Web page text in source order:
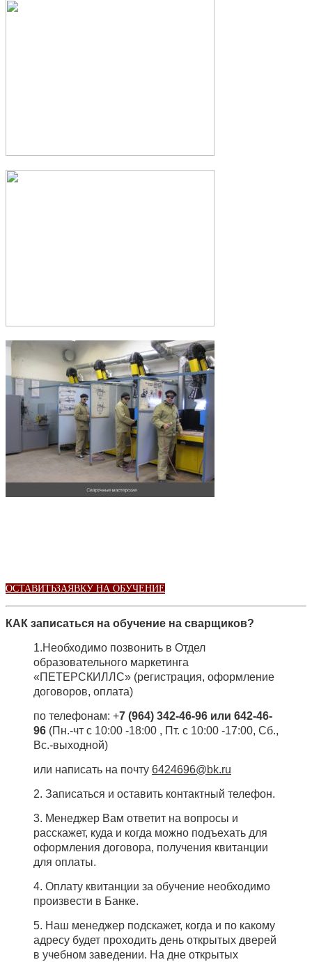
ОСТАВИТЬЗАЯВКУ НА ОБУЧЕНИЕ
КАК записаться на обучение на сварщиков?
1.Необходимо позвонить в Отдел
образовательного маркетинга
«ПЕТЕРСКИЛЛС» (регистрация, оформление
договоров, оплата)
по телефонам: +7 (964) 342-46-96 или 642-46-
96 (Пн.-чт с 10:00 -18:00 , Пт. с 10:00 -17:00, Сб.,
Вс.-выходной)
или написать на почту 6424696@bk.ru
2. Записаться и оставить контактный телефон.
3. Менеджер Вам ответит на вопросы и
расскажет, куда и когда можно подъехать для
оформления договора, получения квитанции
для оплаты.
4. Оплату квитанции за обучение необходимо
произвести в Банке.
5. Наш менеджер подскажет, когда и по какому
адресу будет проходить день открытых дверей
в учебном заведении. На дне открытых